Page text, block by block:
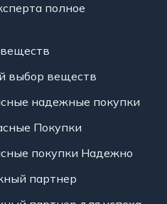
полное
выбор веществ
надежные покупки
Покупки
покупки Надежно
партнер